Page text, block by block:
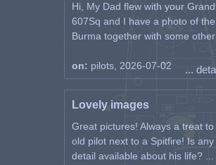
Hi, My Dad flew with your
607Sq and I have a photo of
Burma together with some other
on: pilots, 2026-07-02 ...
Lovely images
Great pictures! Always a treat to
old pilot next to a Spitfire! Is any
detail available about his life? ...